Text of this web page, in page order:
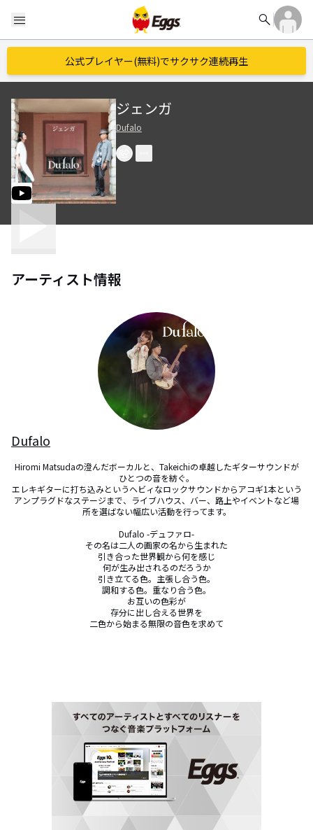
menu search
公式プレイヤー(無料)でサクサク連続再生
ジェンガ
Dufalo
アーティスト情報
Dufalo
Hiromi Matsudaの澄んだボーカルと、Takeichiの卓越したギターサウンドが
ひとつの音を紡ぐ。
エレキギターに打ち込みというヘビィなロックサウンドからアコギ1本という
アンプラグドなステージまで、ライブハウス、バー、路上やイベントなど場
所を選ばない幅広い活動を行ってます。
Dufalo -デュファロ-
その名は二人の画家の名から生まれた
引き合った世界観から何を感じ
何が生み出されるのだろうか
引き立てる色。主張し合う色。
調和する色。重なり合う色。
お互いの色彩が
存分に出し合える世界を
二色から始まる無限の音色を求めて